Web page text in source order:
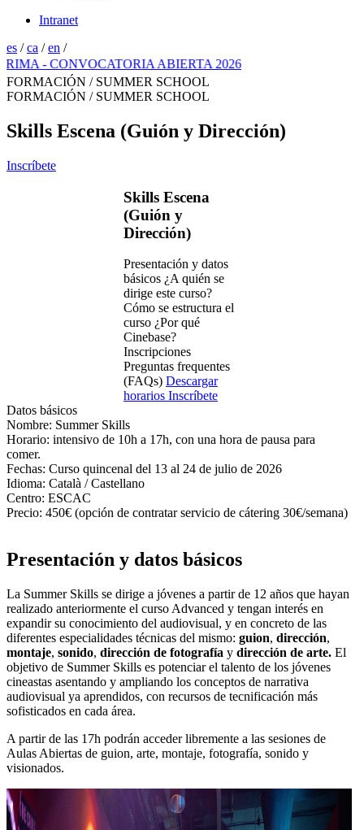
Intranet
es /ca /en /
ABIERTA 2026
FORMACIÓN / SUMMER SCHOOL
FORMACIÓN / SUMMER SCHOOL
Skills Escena (Guión y Dirección)
Inscríbete
Skills Escena
(Guión y
Dirección)
Presentación y datos
básicos ¿A quién se
dirige este curso?
Cómo se estructura el
curso ¿Por qué
Cinebase?
Inscripciones
Preguntas frequentes
(FAQs) Descargar
horarios Inscríbete
Datos básicos
Nombre: Summer Skills
Horario: intensivo de 10h a 17h, con una hora de pausa para
comer.
Fechas: Curso quincenal del 13 al 24 de julio de 2026
Idioma: Català / Castellano
Centro: ESCAC
Precio: 450€ (opción de contratar servicio de cátering 30€/semana)
Presentación y datos básicos
La Summer Skills se dirige a jóvenes a partir de 12 años que hayan
realizado anteriormente el curso Advanced y tengan interés en
expandir su conocimiento del audiovisual, y en concreto de las
diferentes especialidades técnicas del mismo: guion, dirección,
montaje, sonido, dirección de fotografía y dirección de arte. El
objetivo de Summer Skills es potenciar el talento de los jóvenes
cineastas asentando y ampliando los conceptos de narrativa
audiovisual ya aprendidos, con recursos de tecnificación más
sofisticados en cada área.
A partir de las 17h podrán acceder libremente a las sesiones de
Aulas Abiertas de guion, arte, montaje, fotografía, sonido y
visionados.